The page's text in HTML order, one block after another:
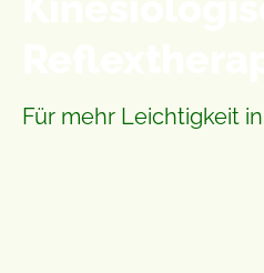
Für mehr Leichtigkeit